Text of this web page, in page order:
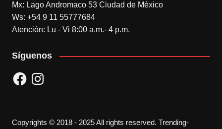
Mx: Lago Andromaco 53 Ciudad de México
Ws: +54 9 11 55777684
Atención: Lu - Vi 8:00 a.m.- 4 p.m.
Síguenos
FacebookInstagram
Copyrights © 2018 - 2025 All rights reserved. Trending-